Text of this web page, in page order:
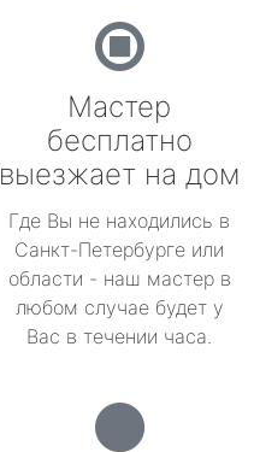
Мастер
бесплатно
выезжает на дом
Где Вы не находились в
Санкт-Петербурге или
области - наш мастер в
любом случае будет у
Вас в течении часа.